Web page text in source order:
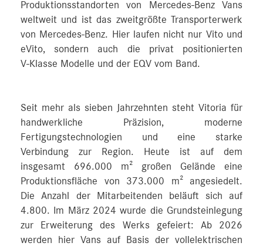
Produktionsstandorten von Mercedes‑Benz Vans
weltweit und ist das zweitgrößte Transporterwerk
von Mercedes‑Benz. Hier laufen nicht nur Vito und
eVito, sondern auch die privat positionierten
V‑Klasse Modelle und der EQV vom Band.
Seit mehr als sieben Jahrzehnten steht Vitoria für
handwerkliche Präzision, moderne
Fertigungstechnologien und eine starke
Verbindung zur Region. Heute ist auf dem
insgesamt 696.000 m² großen Gelände eine
Produktionsfläche von 373.000 m² angesiedelt.
Die Anzahl der Mitarbeitenden beläuft sich auf
4.800. Im März 2024 wurde die Grundsteinlegung
zur Erweiterung des Werks gefeiert: Ab 2026
werden hier Vans auf Basis der vollelektrischen